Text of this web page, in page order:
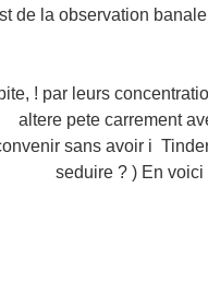
de la observation
! par leurs
altere pete carrement
sans avoir i
seduire ? ) En